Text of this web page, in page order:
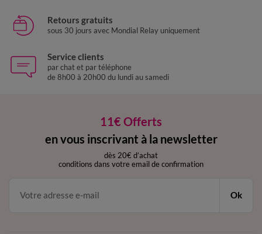
Retours gratuits
sous 30 jours avec Mondial Relay uniquement
Service clients
par chat et par téléphone
de 8h00 à 20h00 du lundi au samedi
11€ Offerts
en vous inscrivant à la newsletter
dès 20€ d’achat
conditions dans votre email de confirmation
Ok